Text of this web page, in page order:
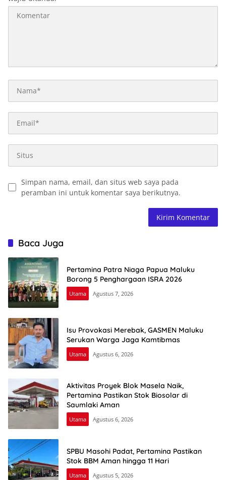
Simpan nama, email, dan situs web saya pada
peramban ini untuk komentar saya berikutnya.
Baca Juga
Pertamina Patra Niaga Papua Maluku
Borong 5 Penghargaan ISRA 2026
Utama Agustus 7, 2026
Isu Provokasi Merebak, GASMEN Maluku
Serukan Warga Jaga Kamtibmas
Utama Agustus 6, 2026
Aktivitas Proyek Blok Masela Naik,
Pertamina Pastikan Stok Biosolar di
Saumlaki Aman
Utama Agustus 6, 2026
SPBU Masohi Padat, Pertamina Pastikan
Stok BBM Aman hingga 11 Hari
Utama Agustus 5, 2026